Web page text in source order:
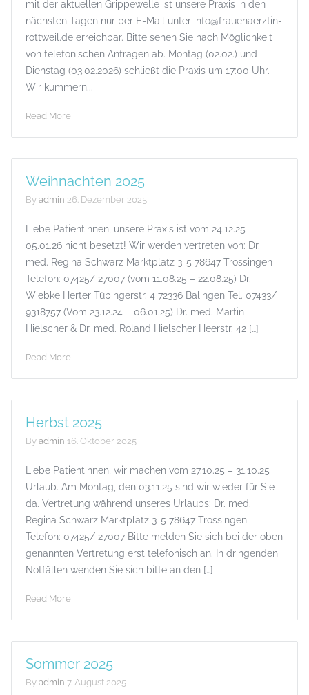
mit der aktuellen Grippewelle ist unsere Praxis in den
nächsten Tagen nur per E-Mail unter info@frauenaerztin-
rottweil.de erreichbar. Bitte sehen Sie nach Möglichkeit
von telefonischen Anfragen ab. Montag (02.02.) und
Dienstag (03.02.2026) schließt die Praxis um 17:00 Uhr.
Wir kümmern...
Read More
Weihnachten 2025
By admin 26. Dezember 2025
Liebe Patientinnen, unsere Praxis ist vom 24.12.25 –
05.01.26 nicht besetzt! Wir werden vertreten von: Dr.
med. Regina Schwarz Marktplatz 3-5 78647 Trossingen
Telefon: 07425/ 27007 (vom 11.08.25 – 22.08.25) Dr.
Wiebke Herter Tübingerstr. 4 72336 Balingen Tel. 07433/
9318757 (Vom 23.12.24 – 06.01.25) Dr. med. Martin
Hielscher & Dr. med. Roland Hielscher Heerstr. 42 […]
Read More
Herbst 2025
By admin 16. Oktober 2025
Liebe Patientinnen, wir machen vom 27.10.25 – 31.10.25
Urlaub. Am Montag, den 03.11.25 sind wir wieder für Sie
da. Vertretung während unseres Urlaubs: Dr. med.
Regina Schwarz Marktplatz 3-5 78647 Trossingen
Telefon: 07425/ 27007 Bitte melden Sie sich bei der oben
genannten Vertretung erst telefonisch an. In dringenden
Notfällen wenden Sie sich bitte an den […]
Read More
Sommer 2025
By admin 7. August 2025